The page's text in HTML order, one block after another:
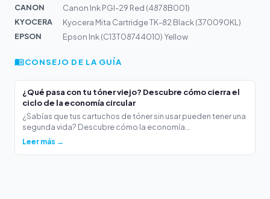
CANON
Canon Ink PGI-29 Red (4878B001)
KYOCERA
Kyocera Mita Cartridge TK-82 Black (370090KL)
EPSON
Epson Ink (C13T08744010) Yellow
CONSEJO DE LA GUÍA
¿Qué pasa con tu tóner viejo? Descubre cómo cierra el
ciclo de la economía circular
¿Sabías que tus cartuchos de tóner sin usar pueden tener una
segunda vida? Descubre cómo la economía...
Leer más →